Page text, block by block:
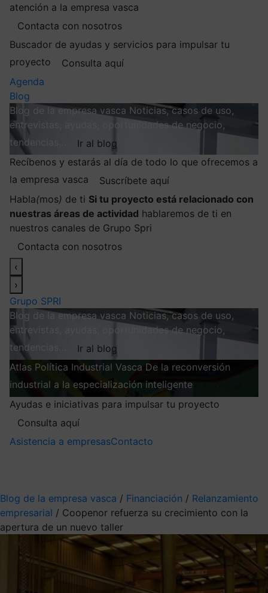
atención a la empresa vasca
Contacta con nosotros
Buscador de ayudas y servicios para impulsar tu
proyecto
Consulta aquí
Agenda
Blog
Blog de la empresa vasca Noticias, casos de uso,
entrevistas, ayudas, oportunidades de negocio,
tendencias…
Ir al blog
Recíbenos y estarás al día de todo lo que ofrecemos a
la empresa vasca
Suscríbete aquí
Habla(mos) de ti Si tu proyecto está relacionado con
nuestras áreas de actividad hablaremos de ti en
nuestros canales de Grupo Spri
Contacta con nosotros
‹
›
Grupo SPRI
Blog de la empresa vasca Noticias, casos de uso,
entrevistas, ayudas, oportunidades de negocio,
tendencias…
Ir al blog
Atlas Política Industrial Vasca De la reconversión
industrial a la especialización inteligente
Ayudas e iniciativas para impulsar tu proyecto
Consulta aquí
Asistencia a empresasContacto
Blog de la empresa vasca / Financiación / Relanzamiento
empresarial / Coopenor refuerza su crecimiento con la
apertura de un nuevo taller